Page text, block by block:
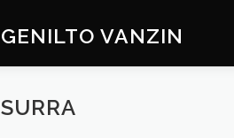
GENILTO VANZIN
SURRA